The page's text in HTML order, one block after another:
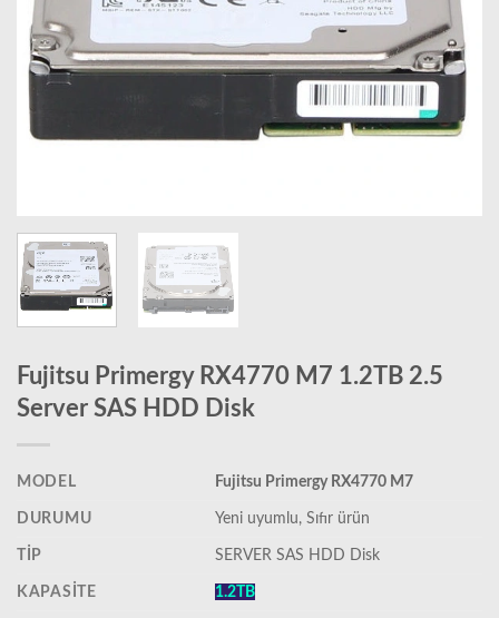
Fujitsu Primergy RX4770 M7 1.2TB 2.5
Server SAS HDD Disk
MODEL Fujitsu Primergy RX4770 M7
DURUMU ‎Yeni uyumlu, Sıfır ürün
TIP SERVER SAS HDD Disk
KAPASITE 1.2TB